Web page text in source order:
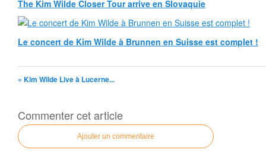
The Kim Wilde Closer Tour arrive en Slovaquie
Le concert de Kim Wilde à Brunnen en Suisse est complet !
« Kim Wilde Live à Lucerne...
Commenter cet article
Ajouter un commentaire